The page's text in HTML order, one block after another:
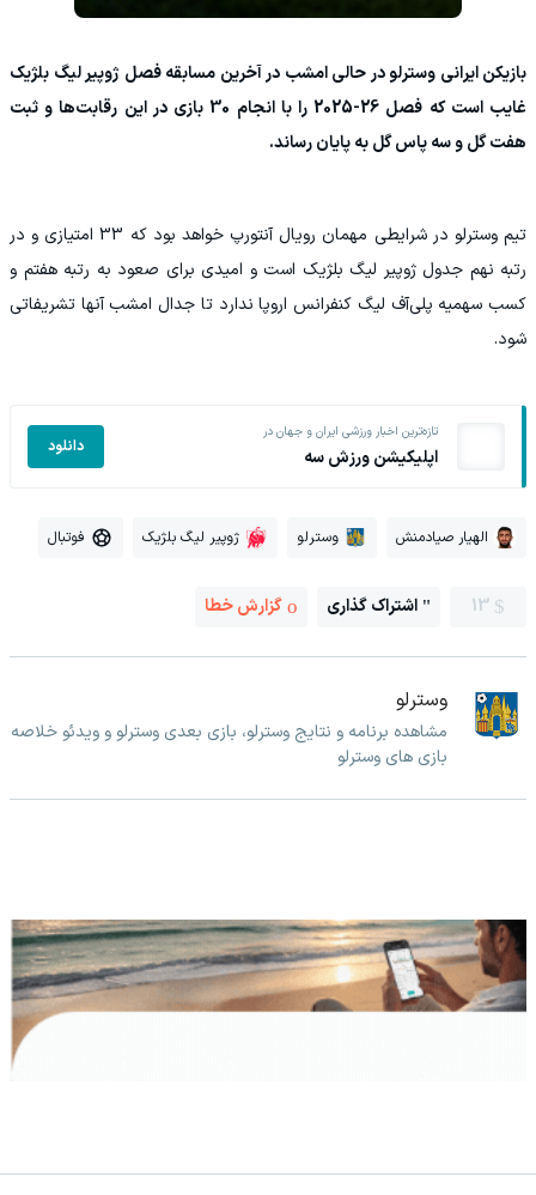
بازیکن ایرانی وسترلو در حالی امشب در آخرین مسابقه فصل ژوپیر لیگ بلژیک
غایب است که فصل 26-2025 را با انجام 30 بازی در این رقابت‌ها و ثبت
هفت گل و سه پاس گل به پایان رساند.
تیم وسترلو در شرایطی مهمان رویال آنتورپ خواهد بود که 33 امتیازی و در
رتبه نهم جدول ژوپیر لیگ بلژیک است و امیدی برای صعود به رتبه هفتم و
کسب سهمیه پلی‌آف لیگ کنفرانس اروپا ندارد تا جدال امشب آنها تشریفاتی
شود.
تازه‌ترین اخبار ورزشی ایران و جهان در
اپلیکیشن ورزش سه دانلود
الهیار صیادمنش وسترلو ژوپیر لیگ بلژیک فوتبال
13 اشتراک گذاری گزارش خطا
وسترلو
مشاهده برنامه و نتایج وسترلو، بازی بعدی وسترلو و ویدئو خلاصه
بازی های وسترلو